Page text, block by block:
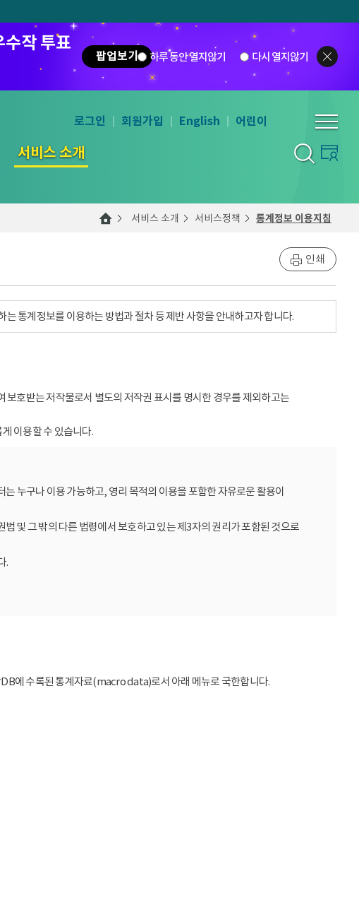
작 투표
팝업보기 하루 동안 열지않기 다시 열지않기
서비스 소개
로그인 회원가입 English 어린이
서비스 소개 서비스정책 통계정보 이용지침
인쇄
통계정보를 이용하는 방법과 절차 등 제반 사항을 안내하고자 합니다.
호받는 저작물로서 별도의 저작권 표시를 명시한 경우를 제외하고는
이용할 수 있습니다.
누구나 이용 가능하고, 영리 목적의 이용을 포함한 자유로운 활용이
및 그 밖의 다른 법령에서 보호하고 있는 제3자의 권리가 포함된 것으로
.
에 수록된 통계자료(macro data)로서 아래 메뉴로 국한합니다.